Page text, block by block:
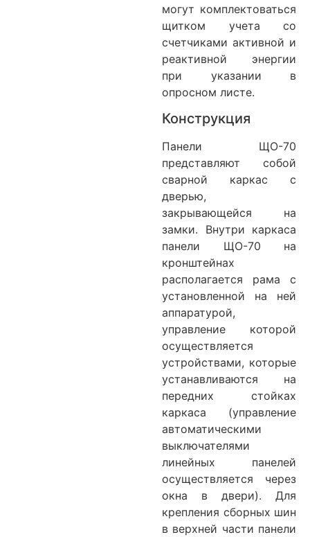
могут комплектоваться
щитком учета со
счетчиками активной и
реактивной энергии
при указании в
опросном листе.
Конструкция
Панели ЩО-70
представляют собой
сварной каркас с
дверью,
закрывающейся на
замки. Внутри каркаса
панели ЩО-70 на
кронштейнах
располагается рама с
установленной на ней
аппаратурой,
управление которой
осуществляется
устройствами, которые
устанавливаются на
передних стойках
каркаса (управление
автоматическими
выключателями
линейных панелей
осуществляется через
окна в двери). Для
крепления сборных шин
в верхней части панели